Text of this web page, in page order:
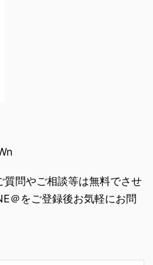
質問やご相談等は無料でさせ
＠をご登録後お気軽にお問